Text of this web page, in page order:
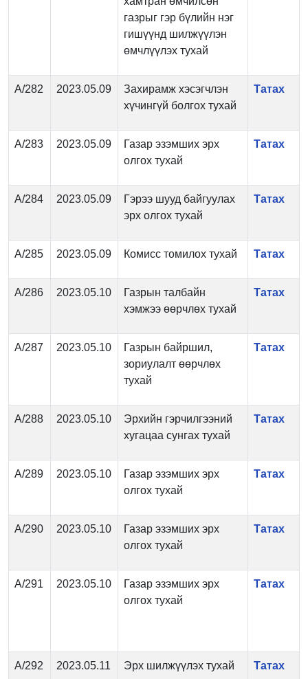
газрыг гэр бүлийн нэг
гишүүнд шилжүүлэн
өмчлүүлэх тухай
А/282 2023.05.09
Захирамж хэсэгчлэн
хүчингүй болгох тухай
Татах
А/283 2023.05.09
Газар эзэмших эрх
олгох тухай
Татах
А/284 2023.05.09
Гэрээ шууд байгуулах
эрх олгох тухай
Татах
А/285 2023.05.09 Комисс томилох тухай Татах
А/286 2023.05.10
Газрын талбайн
хэмжээ өөрчлөх тухай
Татах
А/287 2023.05.10
Газрын байршил,
зориулалт өөрчлөх
тухай
Татах
А/288 2023.05.10
Эрхийн гэрчилгээний
хугацаа сунгах тухай
Татах
А/289 2023.05.10
Газар эзэмших эрх
олгох тухай
Татах
А/290 2023.05.10
Газар эзэмших эрх
олгох тухай
Татах
А/291 2023.05.10
Газар эзэмших эрх
олгох тухай
Татах
А/292 2023.05.11 Эрх шилжүүлэх тухай Татах